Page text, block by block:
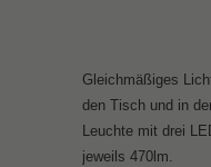
Gleichmäßiges
den Tisch und in
Leuchte mit drei
jeweils 470lm.